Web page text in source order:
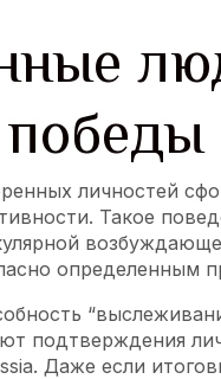
личностей
Такое
определенным
подтверждения
Даже если